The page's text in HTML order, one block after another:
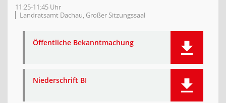
11:25-11:45 Uhr
Landratsamt Dachau, Großer Sitzungssaal
Öffentliche Bekanntmachung
Niederschrift BI